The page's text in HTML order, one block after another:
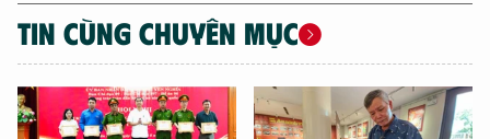
TIN CÙNG CHUYÊN MỤC